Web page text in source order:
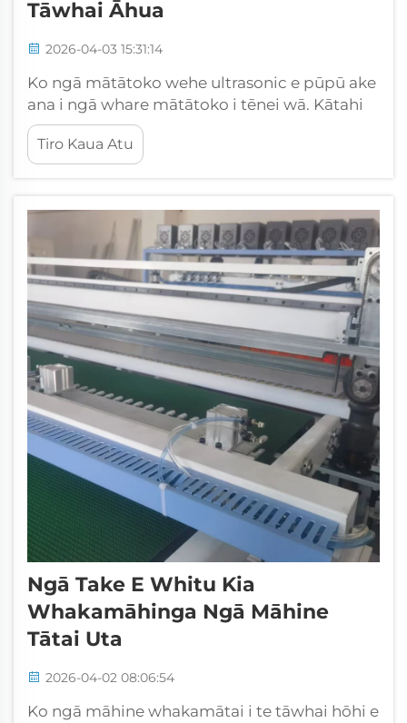
Tāwhai Āhua
2026-04-03 15:31:14
Ko ngā mātātoko wehe ultrasonic e pūpū ake
ana i ngā whare mātātoko i tēnei wā. Kātahi
ka whakamāhi i ngā rere kōrero o te wāhi pū,
kia wehe ai ngā mea pērā i te rākau, ngā
kākahu, ā, kia wehe ai hoki ngā kai. Ko tēnei
kaiwhakamahi i tēnei. Ko ngā tohu pērā i
Tiro Kaua Atu
Ngā Take E Whitu Kia
Whakamāhinga Ngā Māhine
Tātai Uta
2026-04-02 08:06:54
Ko ngā māhine whakamātai i te tāwhai hōhi e